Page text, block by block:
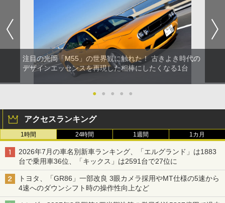
注目の光岡「M55」の世界観に触れた！ 古きよき時代の
デザインエッセンスを再現した相棒にしたくなる1台
● ● ● ● ●
アクセスランキング
1時間 24時間 1週間 1カ月
2026年7月の車名別新車ランキング、「エルグランド」は1883
台で乗用車36位、「キックス」は2591台で27位に
トヨタ、「GR86」一部改良 3眼カメラ採用やMT仕様の5速から
4速へのダウンシフト時の操作性向上など